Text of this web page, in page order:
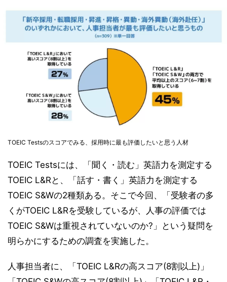
TOEIC Testsのスコアでみる、採用時に最も評価したいと思う人材
TOEIC Testsには、「聞く・読む」英語力を測定する
TOEIC L&Rと、「話す・書く」英語力を測定する
TOEIC S&Wの2種類ある。そこで今回、「受験者の多
くがTOEIC L&Rを受験しているが、人事の評価では
TOEIC S&Wは重視されていないのか?」という疑問を
明らかにするための調査を実施した。
人事担当者に、「TOEIC L&Rの高スコア(8割以上)」